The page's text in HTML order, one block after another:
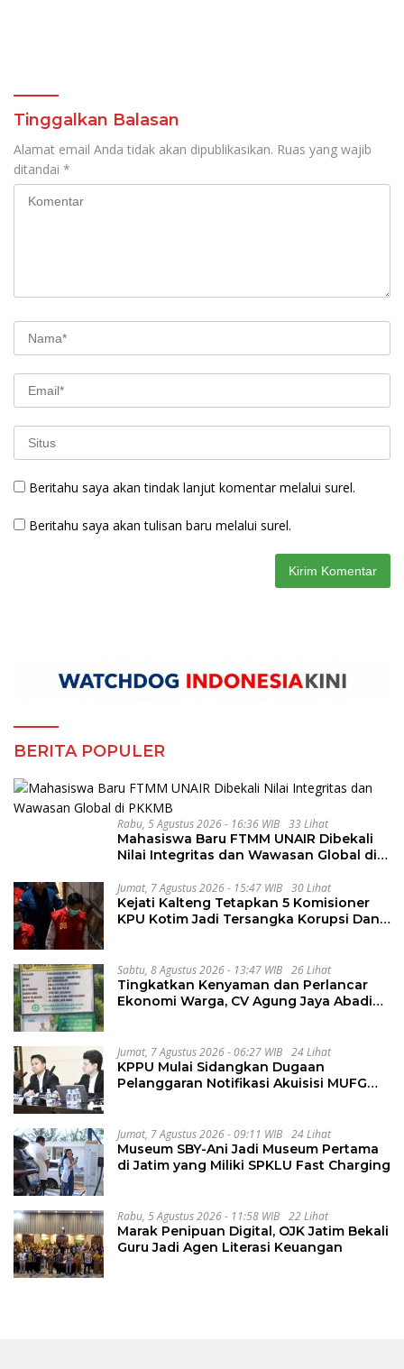
Tinggalkan Balasan
Alamat email Anda tidak akan dipublikasikan. Ruas yang wajib
ditandai *
Beritahu saya akan tindak lanjut komentar melalui surel.
Beritahu saya akan tulisan baru melalui surel.
BERITA POPULER
Rabu, 5 Agustus 2026 - 16:36 WIB 33 Lihat
Mahasiswa Baru FTMM UNAIR Dibekali
Nilai Integritas dan Wawasan Global di
Jumat, 7 Agustus 2026 - 15:47 WIB 30 Lihat
Kejati Kalteng Tetapkan 5 Komisioner
KPU Kotim Jadi Tersangka Korupsi Dana
Sabtu, 8 Agustus 2026 - 13:47 WIB 26 Lihat
Tingkatkan Kenyaman dan Perlancar
Ekonomi Warga, CV Agung Jaya Abadi
Jumat, 7 Agustus 2026 - 06:27 WIB 24 Lihat
KPPU Mulai Sidangkan Dugaan
Pelanggaran Notifikasi Akuisisi MUFG
Jumat, 7 Agustus 2026 - 09:11 WIB 24 Lihat
Museum SBY-Ani Jadi Museum Pertama
di Jatim yang Miliki SPKLU Fast Charging
Rabu, 5 Agustus 2026 - 11:58 WIB 22 Lihat
Marak Penipuan Digital, OJK Jatim Bekali
Guru Jadi Agen Literasi Keuangan